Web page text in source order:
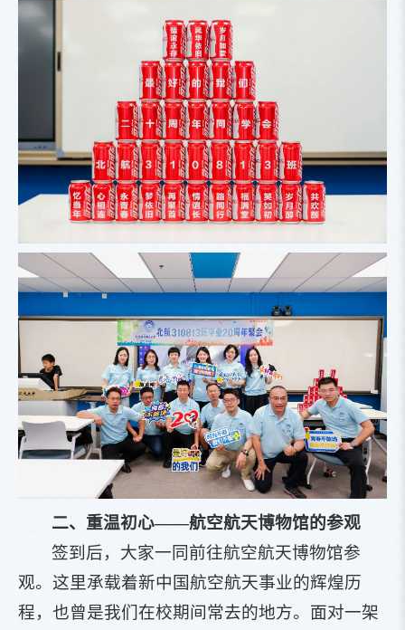
二、重温初心——航空航天博物馆的参观
签到后，大家一同前往航空航天博物馆参
观。这里承载着新中国航空航天事业的辉煌历
程，也曾是我们在校期间常去的地方。面对一架